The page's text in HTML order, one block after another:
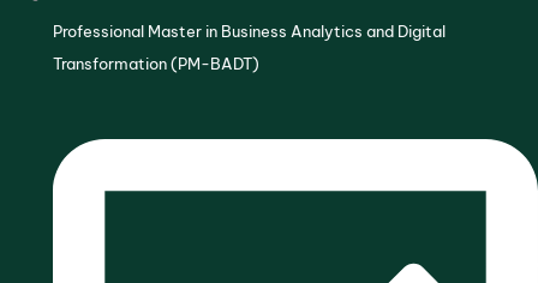
Professional Master in Business Analytics and Digital
Transformation (PM-BADT)